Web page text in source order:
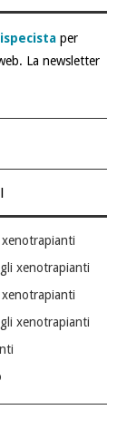
per
La newsletter
xenotrapianti
xenotrapianti